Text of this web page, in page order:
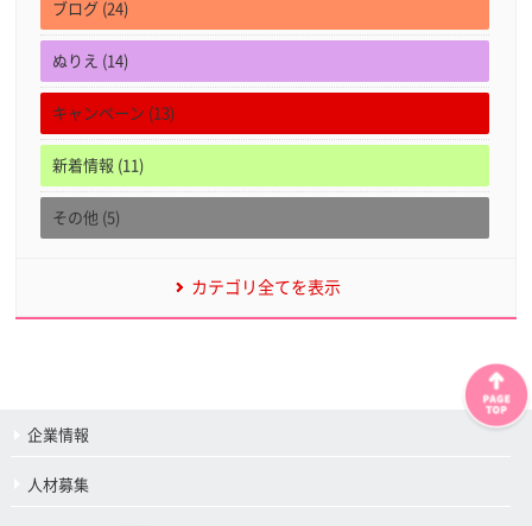
ブログ (24)
ぬりえ (14)
キャンペーン (13)
新着情報 (11)
その他 (5)
カテゴリ全てを表示
企業情報
人材募集